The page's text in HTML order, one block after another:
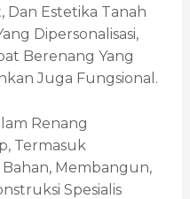
Estetika Tanah
Dipersonalisasi,
Berenang Yang
Juga Fungsional.
Renang
Termasuk
Membangun,
Spesialis